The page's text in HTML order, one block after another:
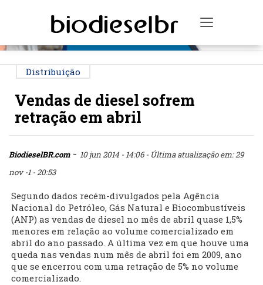
Toggle
Distribuição
Vendas de diesel sofrem
retração em abril
BiodieselBR.com- 10 jun 2014 - 14:06 - Última atualização em: 29
nov -1 - 20:53
Segundo dados recém-divulgados pela Agência
Nacional do Petróleo, Gás Natural e Biocombustíveis
(ANP) as vendas de diesel no mês de abril quase 1,5%
menores em relação ao volume comercializado em
abril do ano passado. A última vez em que houve uma
queda nas vendas num mês de abril foi em 2009, ano
que se encerrou com uma retração de 5% no volume
comercializado.